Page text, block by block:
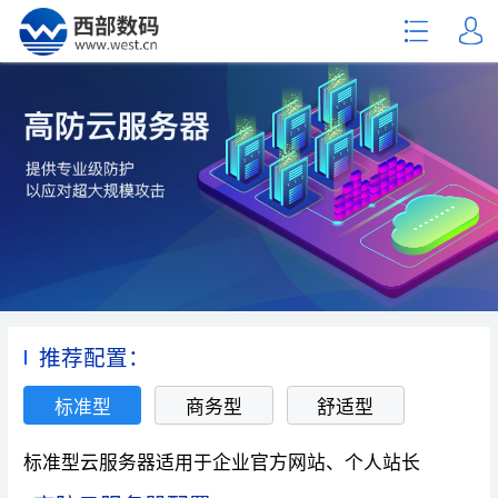
推荐配置：
标准型 商务型 舒适型
标准型云服务器适用于企业官方网站、个人站长